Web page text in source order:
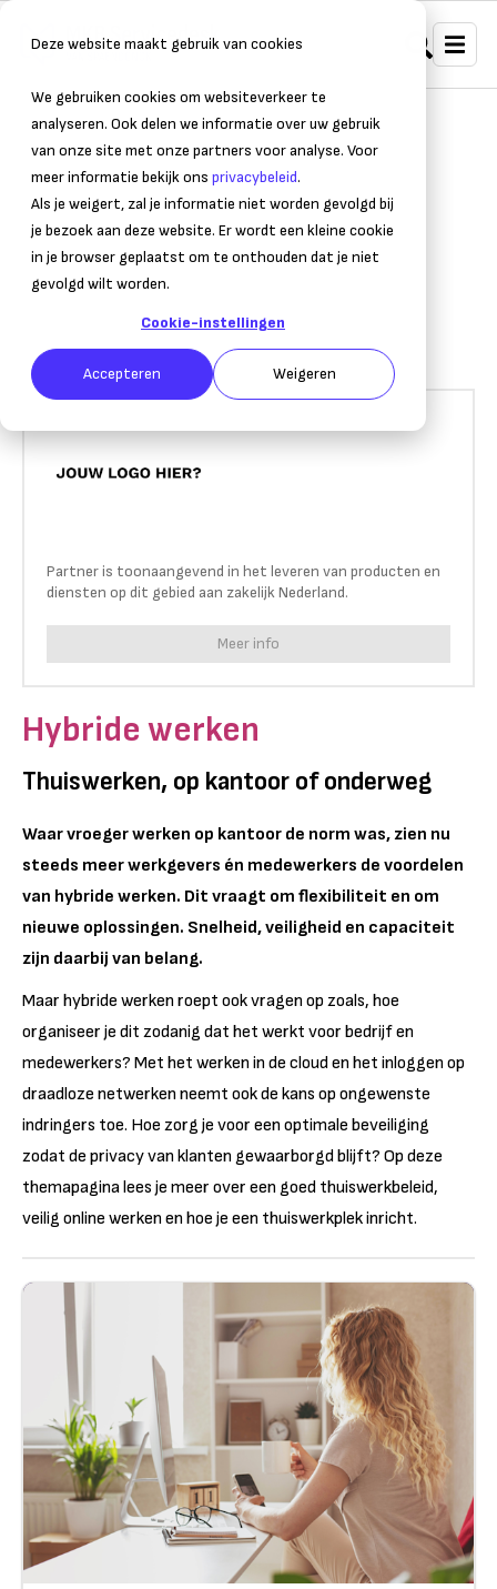
Deze website maakt gebruik van cookies
We gebruiken cookies om websiteverkeer te
analyseren. Ook delen we informatie over uw gebruik
van onze site met onze partners voor analyse. Voor
meer informatie bekijk ons privacybeleid.
Als je weigert, zal je informatie niet worden gevolgd bij
je bezoek aan deze website. Er wordt een kleine cookie
in je browser geplaatst om te onthouden dat je niet
gevolgd wilt worden.
Cookie-instellingen
Accepteren Weigeren
Partner is toonaangevend in het leveren van producten en
diensten op dit gebied aan zakelijk Nederland.
Meer info
Hybride werken
Thuiswerken, op kantoor of onderweg
Waar vroeger werken op kantoor de norm was, zien nu
steeds meer werkgevers én medewerkers de voordelen
van hybride werken. Dit vraagt om flexibiliteit en om
nieuwe oplossingen. Snelheid, veiligheid en capaciteit
zijn daarbij van belang.
Maar hybride werken roept ook vragen op zoals, hoe
organiseer je dit zodanig dat het werkt voor bedrijf en
medewerkers? Met het werken in de cloud en het inloggen op
draadloze netwerken neemt ook de kans op ongewenste
indringers toe. Hoe zorg je voor een optimale beveiliging
zodat de privacy van klanten gewaarborgd blijft? Op deze
themapagina lees je meer over een goed thuiswerkbeleid,
veilig online werken en hoe je een thuiswerkplek inricht.